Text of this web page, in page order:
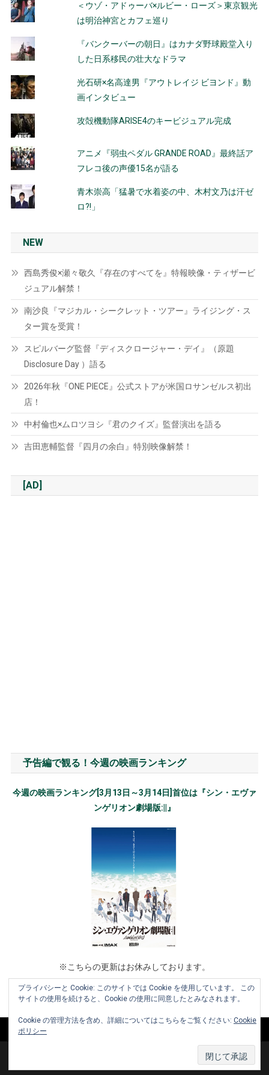
＜ウゾ・アドゥーバ×ルビー・ローズ＞東京観光
は明治神宮とカフェ巡り
『バンクーバーの朝日』はカナダ野球殿堂入り
した日系移民の壮大なドラマ
光石研×名高達男『アウトレイジ ビヨンド』動
画インタビュー
攻殻機動隊ARISE4のキービジュアル完成
アニメ『弱虫ペダル GRANDE ROAD』最終話ア
フレコ後の声優15名が語る
青木崇高「猛暑で水着姿の中、木村文乃は汗ゼ
ロ?!」
NEW
西島秀俊×瀬々敬久『存在のすべてを』特報映像・ティザービ
ジュアル解禁！
南沙良『マジカル・シークレット・ツアー』ライジング・ス
ター賞を受賞！
スピルバーグ監督『ディスクロージャー・デイ』（原題
Disclosure Day ）語る
2026年秋『ONE PIECE』公式ストアが米国ロサンゼルス初出
店！
中村倫也×ムロツヨシ『君のクイズ』監督演出を語る
吉田恵輔監督『四月の余白』特別映像解禁！
[AD]
予告編で観る！今週の映画ランキング
今週の映画ランキング[3月13日～3月14日]首位は『シン・エヴァ
ンゲリオン劇場版:||』
※こちらの更新はお休みしております。
Copyright © 2010-2026 www.cinemaniera.com All Rights Reserved.|
運営会社
プライバシーと Cookie: このサイトでは Cookie を使用しています。 この
サイトの使用を続けると、Cookie の使用に同意したとみなされます。
Cookie の管理方法を含め、詳細についてはこちらをご覧ください: Cookie
ポリシー